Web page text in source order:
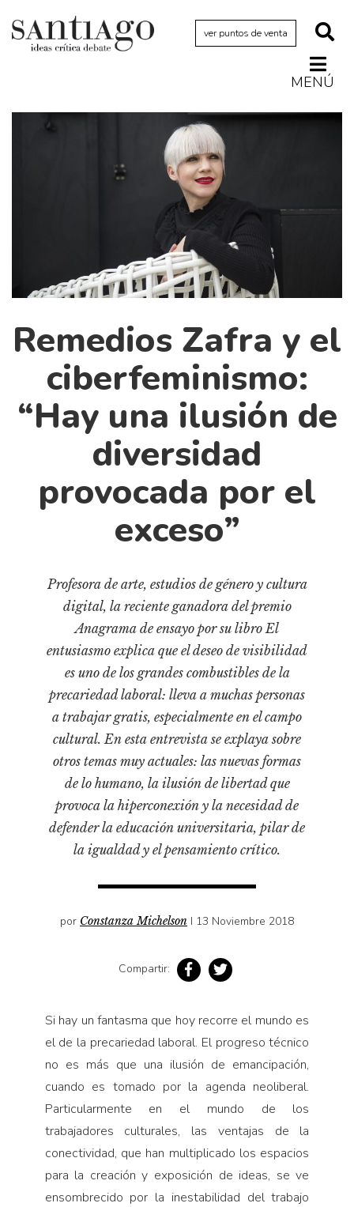
ver puntos de venta
MENÚ
Actualidad
Arquetipos de situación
Cómics
Cultura
Diccionario portátil de la literatura chilena
Documentos
Fragmentos
Historia material de los libros
Libros usados
Literatura
Medioambiente
Narrativas visuales
Pensamiento
Pensamiento ilustrado
Personaje
Personajes secundarios
Relecturas
Voces y lecturas
Remedios Zafra y el
ciberfeminismo:
“Hay una ilusión de
diversidad
provocada por el
exceso”
Profesora de arte, estudios de género y cultura
digital, la reciente ganadora del premio
Anagrama de ensayo por su libro El
entusiasmo explica que el deseo de visibilidad
es uno de los grandes combustibles de la
precariedad laboral: lleva a muchas personas
a trabajar gratis, especialmente en el campo
cultural. En esta entrevista se explaya sobre
otros temas muy actuales: las nuevas formas
de lo humano, la ilusión de libertad que
provoca la hiperconexión y la necesidad de
defender la educación universitaria, pilar de
la igualdad y el pensamiento crítico.
por Constanza Michelson I 13 Noviembre 2018
Compartir:
Si hay un fantasma que hoy recorre el mundo es
el de la precariedad laboral. El progreso técnico
no es más que una ilusión de emancipación,
cuando es tomado por la agenda neoliberal.
Particularmente en el mundo de los
trabajadores culturales, las ventajas de la
conectividad, que han multiplicado los espacios
para la creación y exposición de ideas, se ve
ensombrecido por la inestabilidad del trabajo